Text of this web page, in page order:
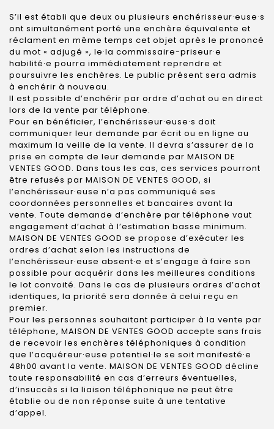
S’il est établi que deux ou plusieurs enchérisseur·euse·s
ont simultanément porté une enchère équivalente et
réclament en même temps cet objet après le prononcé
du mot « adjugé », le·la commissaire-priseur·e
habilité·e pourra immédiatement reprendre et
poursuivre les enchères. Le public présent sera admis
à enchérir à nouveau.
Il est possible d’enchérir par ordre d’achat ou en direct
lors de la vente par téléphone.
Pour en bénéficier, l’enchérisseur·euse·s doit
communiquer leur demande par écrit ou en ligne au
maximum la veille de la vente. Il devra s’assurer de la
prise en compte de leur demande par MAISON DE
VENTES GOOD. Dans tous les cas, ces services pourront
être refusés par MAISON DE VENTES GOOD, si
l’enchérisseur·euse n’a pas communiqué ses
coordonnées personnelles et bancaires avant la
vente. Toute demande d’enchère par téléphone vaut
engagement d’achat à l’estimation basse minimum.
MAISON DE VENTES GOOD se propose d’exécuter les
ordres d’achat selon les instructions de
l’enchérisseur·euse absent·e et s’engage à faire son
possible pour acquérir dans les meilleures conditions
le lot convoité. Dans le cas de plusieurs ordres d’achat
identiques, la priorité sera donnée à celui reçu en
premier.
Pour les personnes souhaitant participer à la vente par
téléphone, MAISON DE VENTES GOOD accepte sans frais
de recevoir les enchères téléphoniques à condition
que l’acquéreur·euse potentiel·le se soit manifesté·e
48h00 avant la vente. MAISON DE VENTES GOOD décline
toute responsabilité en cas d’erreurs éventuelles,
d’insuccès si la liaison téléphonique ne peut être
établie ou de non réponse suite à une tentative
d’appel.